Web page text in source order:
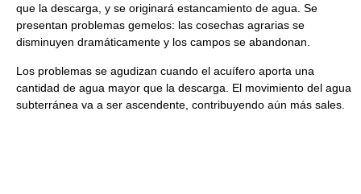
que la descarga, y se originará estancamiento de agua. Se
presentan problemas gemelos: las cosechas agrarias se
disminuyen dramáticamente y los campos se abandonan.
Los problemas se agudizan cuando el acuífero aporta una
cantidad de agua mayor que la descarga. El movimiento del agua
subterránea va a ser ascendente, contribuyendo aún más sales.